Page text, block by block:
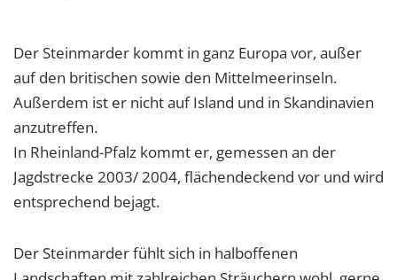
Der Steinmarder kommt in ganz Europa vor, außer
auf den britischen sowie den Mittelmeerinseln.
Außerdem ist er nicht auf Island und in Skandinavien
anzutreffen.
In Rheinland-Pfalz kommt er, gemessen an der
Jagdstrecke 2003/ 2004, flächendeckend vor und wird
entsprechend bejagt.
Der Steinmarder fühlt sich in halboffenen